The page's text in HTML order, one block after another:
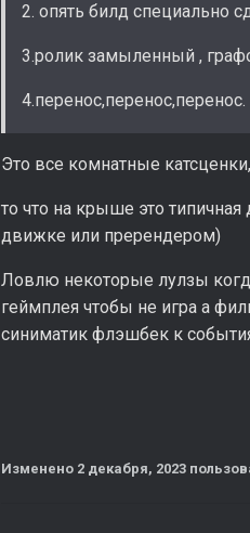
2. опять билд специально
3.ролик замыленный ,
Это все комнатные
то что на крыше это
движке или пререндером)
Ловлю некоторые лулзы
геймплея чтобы не игра а
синиматик флэшбек к
Изменено 2 декабря, 2023